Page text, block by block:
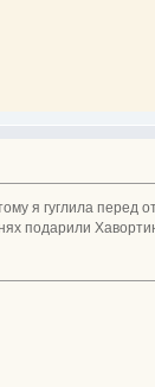
я гуглила перед
подарили